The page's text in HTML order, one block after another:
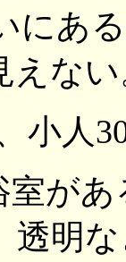
にあ
えな
小人
室が
透明